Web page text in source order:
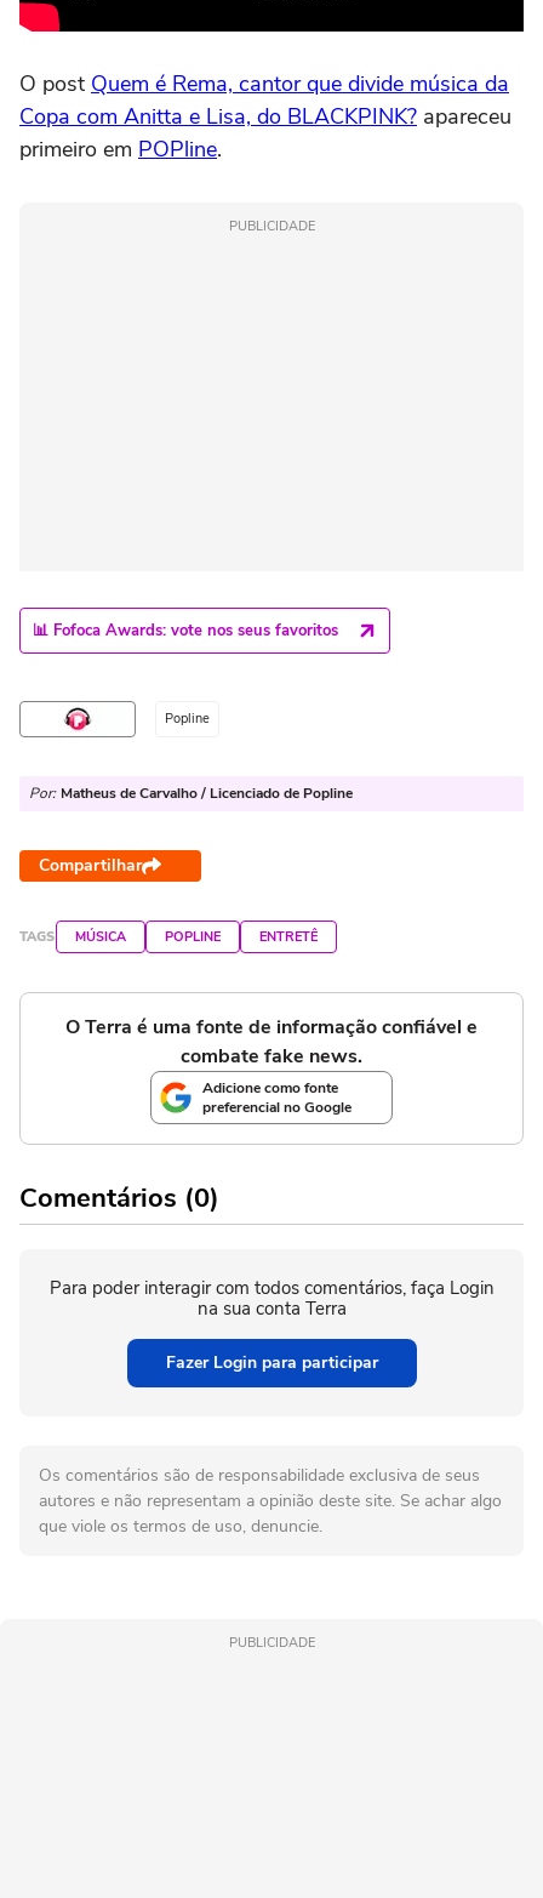
O post Quem é Rema, cantor que divide música da
Copa com Anitta e Lisa, do BLACKPINK? apareceu
primeiro em POPline.
PUBLICIDADE
📊 Fofoca Awards: vote nos seus favoritos
Popline
Por: Matheus de Carvalho / Licenciado de Popline
Compartilhar
TAGS MÚSICA POPLINE ENTRETÊ
O Terra é uma fonte de informação confiável e
combate fake news.
Adicione como fonte
preferencial no Google
Comentários (0)
Para poder interagir com todos comentários, faça Login
na sua conta Terra
Fazer Login para participar
Os comentários são de responsabilidade exclusiva de seus
autores e não representam a opinião deste site. Se achar algo
que viole os termos de uso, denuncie.
PUBLICIDADE